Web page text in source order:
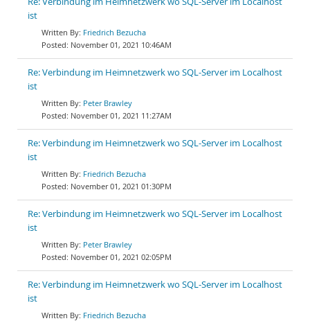
ist
Friedrich Bezucha
November 01, 2021 10:46AM
Re: Verbindung im Heimnetzwerk wo SQL-Server im Localhost
ist
Peter Brawley
November 01, 2021 11:27AM
Re: Verbindung im Heimnetzwerk wo SQL-Server im Localhost
ist
Friedrich Bezucha
November 01, 2021 01:30PM
Re: Verbindung im Heimnetzwerk wo SQL-Server im Localhost
ist
Peter Brawley
November 01, 2021 02:05PM
Re: Verbindung im Heimnetzwerk wo SQL-Server im Localhost
ist
Friedrich Bezucha